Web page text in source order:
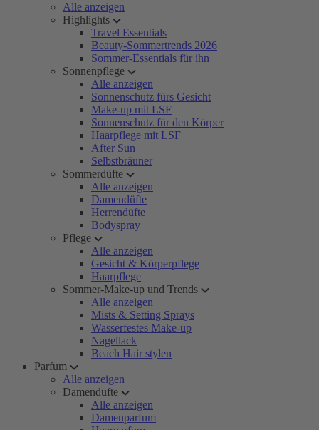
Alle anzeigen
Highlights
Travel Essentials
Beauty-Sommertrends 2026
Sommer-Essentials für ihn
Sonnenpflege
Alle anzeigen
Sonnenschutz fürs Gesicht
Make-up mit LSF
Sonnenschutz für den Körper
Haarpflege mit LSF
After Sun
Selbstbräuner
Sommerdüfte
Alle anzeigen
Damendüfte
Herrendüfte
Bodyspray
Pflege
Alle anzeigen
Gesicht & Körperpflege
Haarpflege
Sommer-Make-up und Trends
Alle anzeigen
Mists & Setting Sprays
Wasserfestes Make-up
Nagellack
Beach Hair stylen
Parfum
Alle anzeigen
Damendüfte
Alle anzeigen
Damenparfum